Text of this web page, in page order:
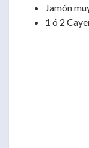
Jamón
1 ó 2